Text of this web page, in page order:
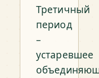
Третичный
период
–
устаревшее